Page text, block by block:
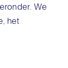
We
het